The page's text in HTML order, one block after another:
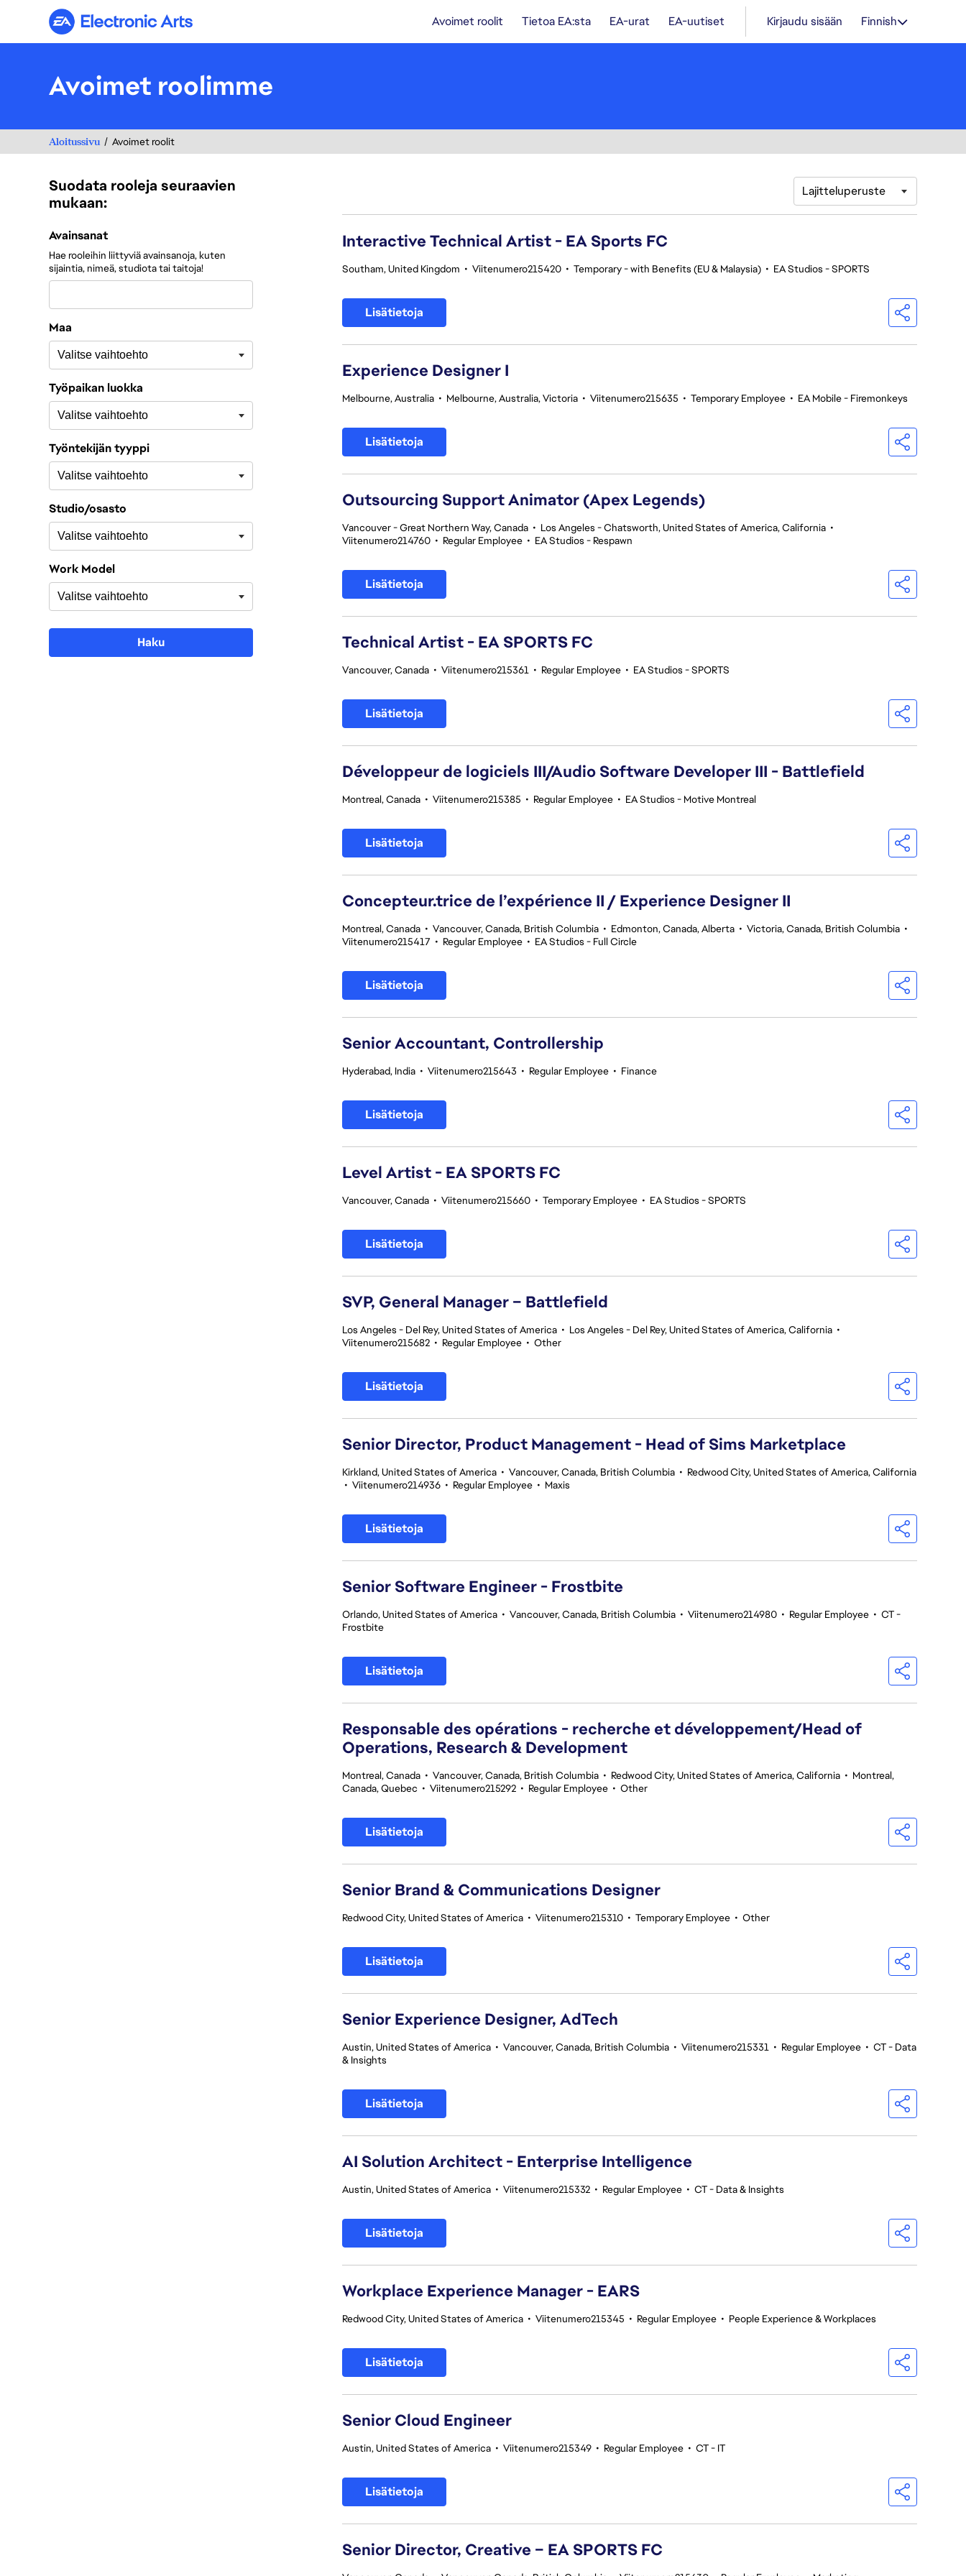
Electronic Arts Avoimet roolit Tietoa EA:sta EA-urat EA-uutiset Kirjaudu sisään Finnish
Avoimet roolimme
Aloitussivu Avoimet roolit
Suodata rooleja seuraavien
mukaan:
Suodata rooleja seuraavien mukaan:
Avainsanat
Hae rooleihin liittyviä avainsanoja, kuten
sijaintia, nimeä, studiota tai taitoja!
Maa
Työpaikan luokka
Työntekijän tyyppi
Studio/osasto
Work Model
Haku
Lajitteluperuste
Interactive Technical Artist - EA Sports FC
Southam, United Kingdom • Viitenumero215420 • Temporary - with Benefits (EU & Malaysia) • EA Studios - SPORTS
Lisätietoja
Experience Designer I
Melbourne, Australia • Melbourne, Australia, Victoria • Viitenumero215635 • Temporary Employee • EA Mobile - Firemonkeys
Lisätietoja
Outsourcing Support Animator (Apex Legends)
Vancouver - Great Northern Way, Canada • Los Angeles - Chatsworth, United States of America, California •
Viitenumero214760 • Regular Employee • EA Studios - Respawn
Lisätietoja
Technical Artist - EA SPORTS FC
Vancouver, Canada • Viitenumero215361 • Regular Employee • EA Studios - SPORTS
Lisätietoja
Développeur de logiciels III/Audio Software Developer III - Battlefield
Montreal, Canada • Viitenumero215385 • Regular Employee • EA Studios - Motive Montreal
Lisätietoja
Concepteur.trice de l’expérience II / Experience Designer II
Montreal, Canada • Vancouver, Canada, British Columbia • Edmonton, Canada, Alberta • Victoria, Canada, British Columbia •
Viitenumero215417 • Regular Employee • EA Studios - Full Circle
Lisätietoja
Senior Accountant, Controllership
Hyderabad, India • Viitenumero215643 • Regular Employee • Finance
Lisätietoja
Level Artist - EA SPORTS FC
Vancouver, Canada • Viitenumero215660 • Temporary Employee • EA Studios - SPORTS
Lisätietoja
SVP, General Manager – Battlefield
Los Angeles - Del Rey, United States of America • Los Angeles - Del Rey, United States of America, California •
Viitenumero215682 • Regular Employee • Other
Lisätietoja
Senior Director, Product Management - Head of Sims Marketplace
Kirkland, United States of America • Vancouver, Canada, British Columbia • Redwood City, United States of America, California
• Viitenumero214936 • Regular Employee • Maxis
Lisätietoja
Senior Software Engineer - Frostbite
Orlando, United States of America • Vancouver, Canada, British Columbia • Viitenumero214980 • Regular Employee • CT -
Frostbite
Lisätietoja
Responsable des opérations - recherche et développement/Head of
Operations, Research & Development
Montreal, Canada • Vancouver, Canada, British Columbia • Redwood City, United States of America, California • Montreal,
Canada, Quebec • Viitenumero215292 • Regular Employee • Other
Lisätietoja
Senior Brand & Communications Designer
Redwood City, United States of America • Viitenumero215310 • Temporary Employee • Other
Lisätietoja
Senior Experience Designer, AdTech
Austin, United States of America • Vancouver, Canada, British Columbia • Viitenumero215331 • Regular Employee • CT - Data
& Insights
Lisätietoja
AI Solution Architect - Enterprise Intelligence
Austin, United States of America • Viitenumero215332 • Regular Employee • CT - Data & Insights
Lisätietoja
Workplace Experience Manager - EARS
Redwood City, United States of America • Viitenumero215345 • Regular Employee • People Experience & Workplaces
Lisätietoja
Senior Cloud Engineer
Austin, United States of America • Viitenumero215349 • Regular Employee • CT - IT
Lisätietoja
Senior Director, Creative – EA SPORTS FC